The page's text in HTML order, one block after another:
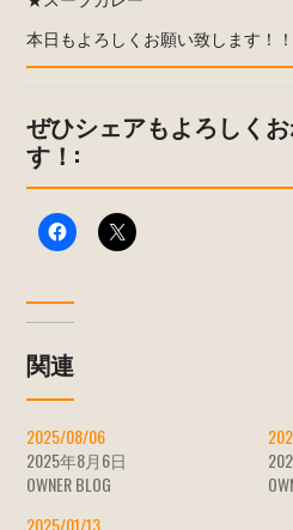
本日もよろしくお願い致します！！
ぜひシェアもよろしく
す！:
関連
2025/08/06
2025年8月6日
OWNER BLOG
2025/01/13